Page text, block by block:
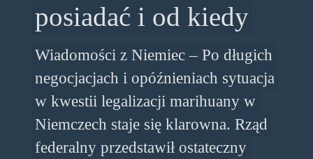
posiadać i od kiedy
Wiadomości z Niemiec – Po długich
negocjacjach i opóźnieniach sytuacja
w kwestii legalizacji marihuany w
Niemczech staje się klarowna. Rząd
federalny przedstawił ostateczny